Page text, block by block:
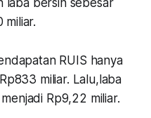
miliar.
RUIS hanya
miliar. Lalu,laba
Rp9,22 miliar.